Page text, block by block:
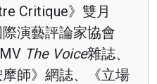
Critique》雙月
演藝評論家協會
The Voice雜誌、
師》網誌、《立場